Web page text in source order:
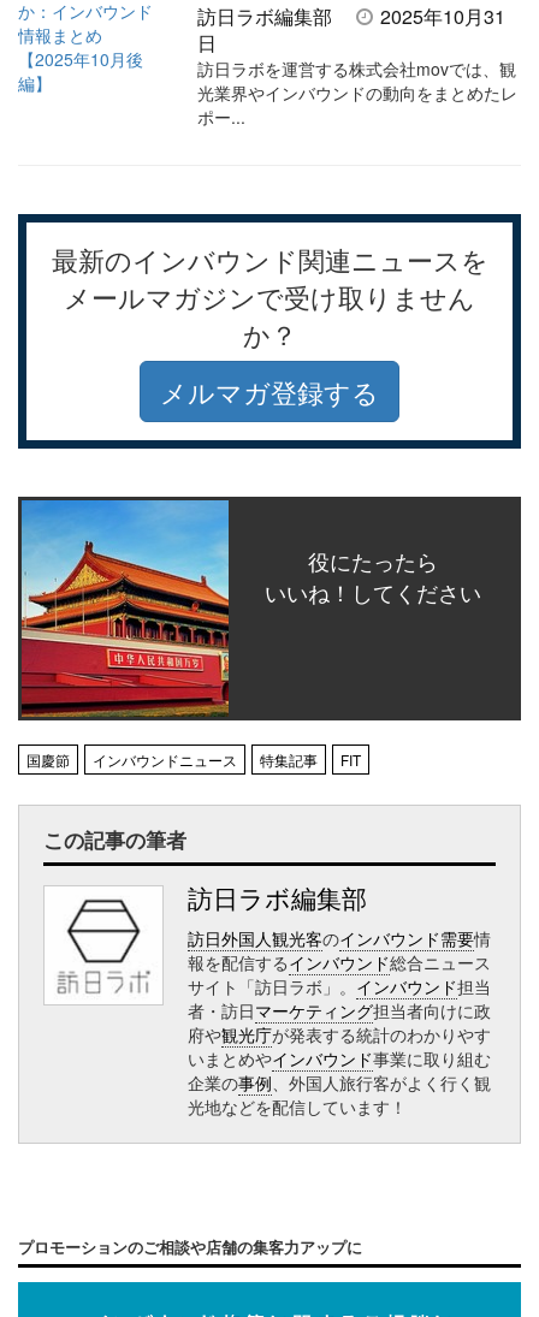
訪日ラボ編集部
2025年10月31
日
訪日ラボを運営する株式会社movでは、観
光業界やインバウンドの動向をまとめたレ
ポー...
最新のインバウンド関連ニュースを
メールマガジンで受け取りません
か？
メルマガ登録する
役にたったら
いいね！してください
国慶節 インバウンドニュース 特集記事 FIT
この記事の筆者
訪日ラボ編集部
訪日外国人観光客のインバウンド需要情
報を配信するインバウンド総合ニュース
サイト「訪日ラボ」。 インバウンド担当
者・訪日マーケティング担当者向けに政
府や観光庁が発表する統計のわかりやす
いまとめやインバウンド事業に取り組む
企業の事例 、外国人旅行客がよく行く観
光地などを配信しています！
プロモーションのご相談や店舗の集客力アップに